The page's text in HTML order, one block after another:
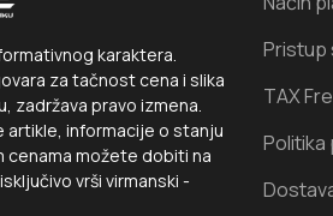
karaktera.
za tačnost cena i slika
zadržava pravo izmena.
artikle, informacije o stanju
cenama možete dobiti na
vrši virmanski -
Pristup
TAX
Politika